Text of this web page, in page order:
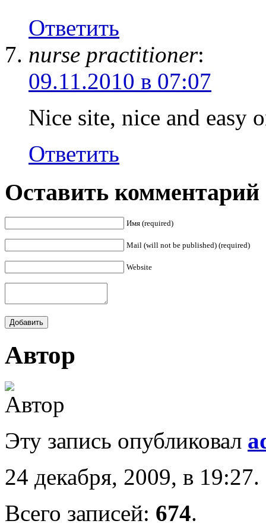
Ответить
nurse practitioner:
09.11.2010 в 07:07
Nice site, nice and easy
Ответить
Оставить комментарий
Имя (required)
Mail (will not be published) (required)
Website
Автор
Эту запись опубликовал
24 декабря, 2009, в 19:27.
Всего записей: 674.